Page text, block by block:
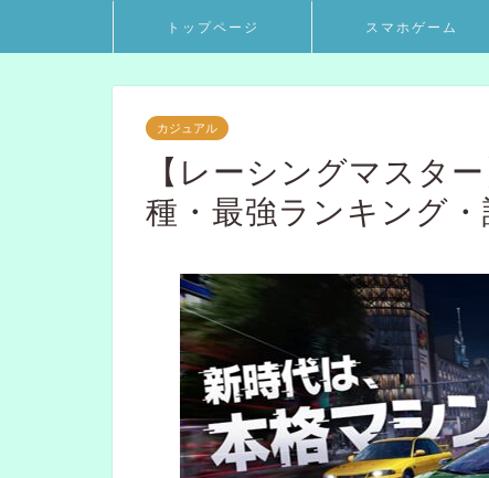
トップページ スマホゲーム
カジュアル
【レーシングマスタ
種・最強ランキング